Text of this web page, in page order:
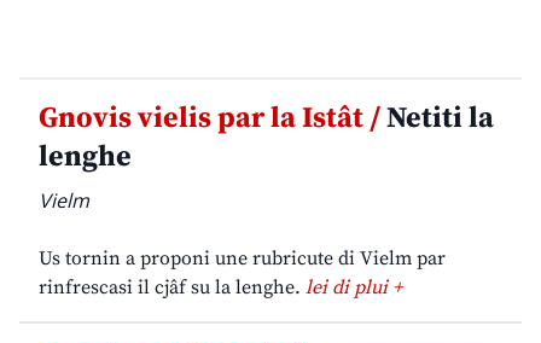
Gnovis vielis par la Istât /Netiti la
lenghe
Vielm
Us tornin a proponi une rubricute di Vielm par
rinfrescasi il cjâf su la lenghe. lei di plui +